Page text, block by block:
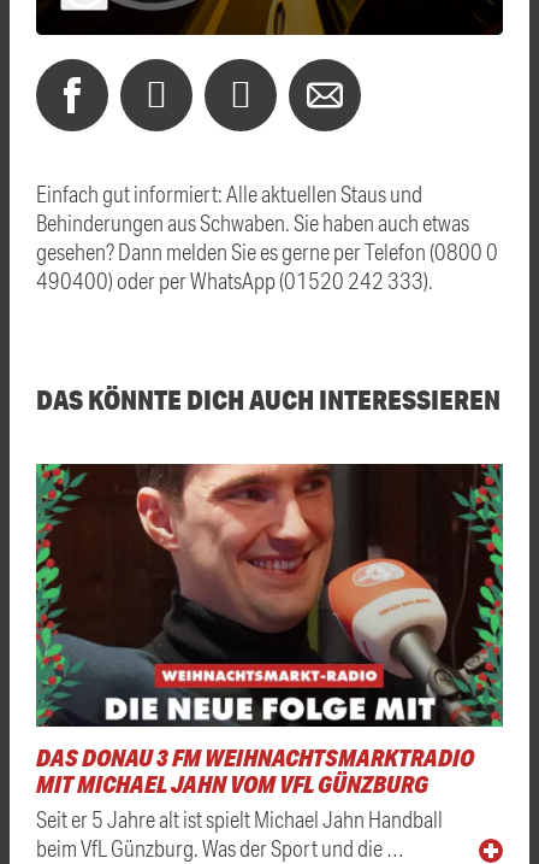
Einfach gut informiert: Alle aktuellen Staus und
Behinderungen aus Schwaben. Sie haben auch etwas
gesehen? Dann melden Sie es gerne per Telefon (0800 0
490400) oder per WhatsApp (01520 242 333).
DAS KÖNNTE DICH AUCH INTERESSIEREN
DAS DONAU 3 FM WEIHNACHTSMARKTRADIO
MIT MICHAEL JAHN VOM VFL GÜNZBURG
Seit er 5 Jahre alt ist spielt Michael Jahn Handball
beim VfL Günzburg. Was der Sport und die …